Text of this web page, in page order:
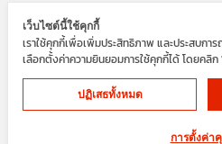
SIAM
Cookies
เว็บไซต์นี้ใช้คุกกี้
เราใช้คุกกี้เพื่อเพิ่มประสิทธิภาพ และประสบก
เลือกตั้งค่าความยินยอมการใช้คุกกี้ได้ โดยคลิ
ปฏิเสธทั้งหมด
การตั้งค่า